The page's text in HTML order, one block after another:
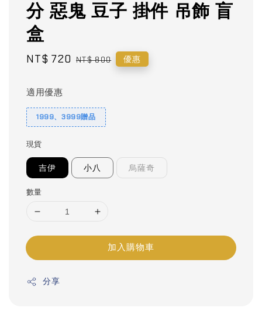
分 惡鬼 豆子 掛件 吊飾 盲
盒
Sale
NT$ 720 Regular
NT$ 800 優惠
適用優惠
1999、3999贈品
現貨
吉伊 小八 烏薩奇
數量
加入購物車
分享